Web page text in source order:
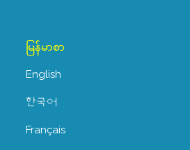
မြန်မာစာ
English
한국어
Français